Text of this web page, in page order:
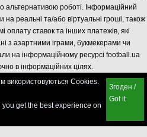
альтернативою роботі. Інформаційний
реальні та/або віртуальні гроші, також
оплату ставок та інших платежів, які
з азартними іграми, букмекерами чи
на інформаційному ресурсі football.ua
в інформаційних цілях.
використовуються Cookies.
get the best experience on
Згоден /
Got it